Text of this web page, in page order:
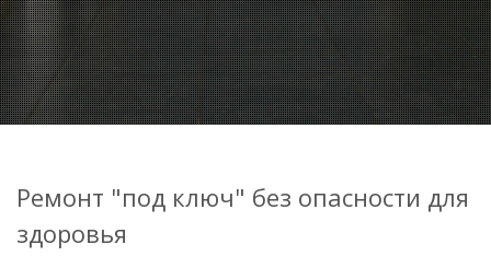
Ремонт "под ключ" без опасности для
здоровья